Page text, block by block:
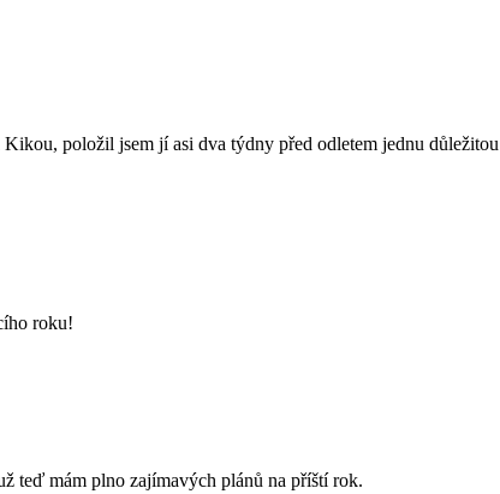
položil jsem jí asi dva týdny před odletem jednu
roku!
teď mám plno zajímavých plánů na příští rok.